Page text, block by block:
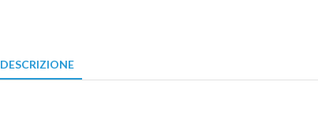
DESCRIZIONE